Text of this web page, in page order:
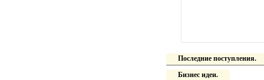
Последние поступления.
Бизнес идеи.